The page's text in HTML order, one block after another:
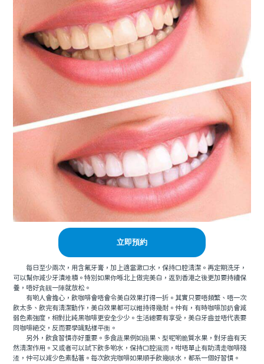
立即預約
每日至少兩次，用含氟牙膏，加上適當漱口水，保持口腔清潔。再定期洗牙，
可以幫你減少牙漬堆積。特別如果你喺北上做完美白，返到香港之後更加要持續保
養，唔好貪靓一陣就放松。
有啲人會擔心，飲咖啡會唔會令美白效果打得一折。其實只要唔頻繁、唔一次
飲太多、飲完有清潔動作，美白效果都可以維持得幾耐。仲有，有時咖啡加奶會減
弱色素強度，相對比純黑咖啡更安全少少。生活總要有享受，美白牙齒並唔代表要
同咖啡絕交，反而要學識點樣平衡。
另外，飲食習慣亦好重要。多食蔬果例如蘋果、梨呢啲脆質水果，對牙齒有天
然清潔作用。又或者可以試下飲多啲水，保持口腔濕潤，咁唔單止有助清走咖啡殘
渣，仲可以減少色素黏著。每次飲完咖啡如果順手飲幾啖水，都系一個好習慣。